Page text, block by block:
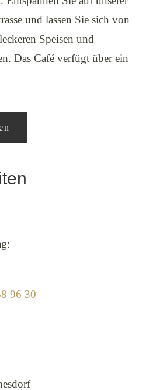
Kontakt
und lassen Sie sich von
Speisen und
Das Café verfügt über ein
96 30